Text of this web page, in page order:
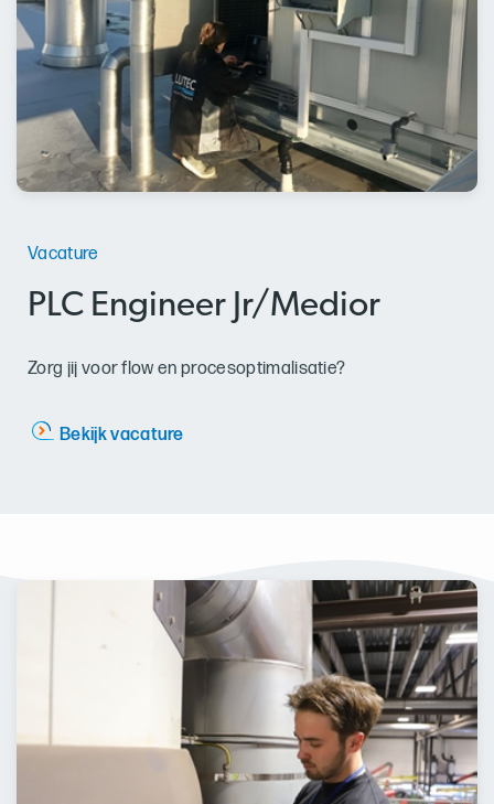
Vacature
PLC Engineer Jr/Medior
Zorg jij voor flow en procesoptimalisatie?
Bekijk vacature